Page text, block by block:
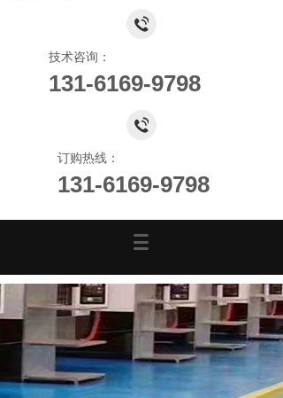
技术咨询：
131-6169-9798
订购热线：
131-6169-9798